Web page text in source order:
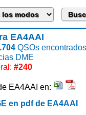
EA4AAI
QSOs encontrados
DME
#240
EA4AAI en:
en pdf de EA4AAI